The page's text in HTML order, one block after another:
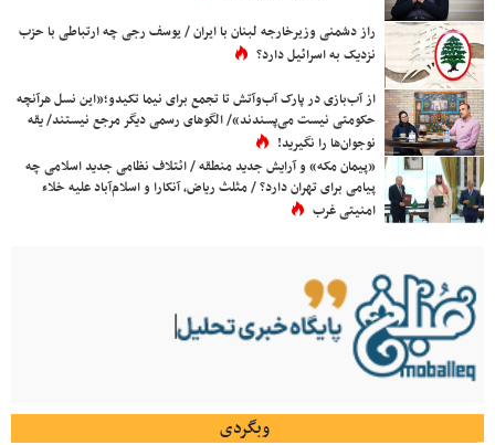
راز دشمنی وزیرخارجه لبنان با ایران / یوسف رجی چه ارتباطی با حزب
نزدیک به اسرائیل دارد؟
از آب‌بازی در پارک آب‌وآتش تا تجمع برای نیما تکیدو؛«این نسل هرآنچه
حکومتی نیست می‌پسندند»/ الگوهای رسمی دیگر مرجع نیستند/ یقه
نوجوان‌ها را نگیرید!
«پیمان مکه» و آرایش جدید منطقه / ائتلاف نظامی جدید اسلامی چه
پیامی برای تهران دارد؟ / مثلث ریاض، آنکارا و اسلام‌آباد علیه خلاء
امنیتی غرب
وبگردی